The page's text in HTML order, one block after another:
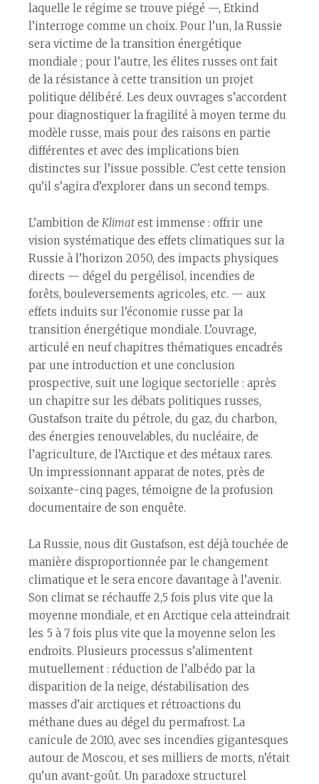
laquelle le régime se trouve piégé —, Etkind
l’interroge comme un choix. Pour l’un, la Russie
sera victime de la transition énergétique
mondiale ; pour l’autre, les élites russes ont fait
de la résistance à cette transition un projet
politique délibéré. Les deux ouvrages s’accordent
pour diagnostiquer la fragilité à moyen terme du
modèle russe, mais pour des raisons en partie
différentes et avec des implications bien
distinctes sur l’issue possible. C’est cette tension
qu’il s’agira d’explorer dans un second temps.
L’ambition de Klimat est immense : offrir une
vision systématique des effets climatiques sur la
Russie à l’horizon 2050, des impacts physiques
directs — dégel du pergélisol, incendies de
forêts, bouleversements agricoles, etc. — aux
effets induits sur l’économie russe par la
transition énergétique mondiale. L’ouvrage,
articulé en neuf chapitres thématiques encadrés
par une introduction et une conclusion
prospective, suit une logique sectorielle : après
un chapitre sur les débats politiques russes,
Gustafson traite du pétrole, du gaz, du charbon,
des énergies renouvelables, du nucléaire, de
l’agriculture, de l’Arctique et des métaux rares.
Un impressionnant apparat de notes, près de
soixante-cinq pages, témoigne de la profusion
documentaire de son enquête.
La Russie, nous dit Gustafson, est déjà touchée de
manière disproportionnée par le changement
climatique et le sera encore davantage à l’avenir.
Son climat se réchauffe 2,5 fois plus vite que la
moyenne mondiale, et en Arctique cela atteindrait
les 5 à 7 fois plus vite que la moyenne selon les
endroits. Plusieurs processus s’alimentent
mutuellement : réduction de l’albédo par la
disparition de la neige, déstabilisation des
masses d’air arctiques et rétroactions du
méthane dues au dégel du permafrost. La
canicule de 2010, avec ses incendies gigantesques
autour de Moscou, et ses milliers de morts, n’était
qu’un avant-goût. Un paradoxe structurel